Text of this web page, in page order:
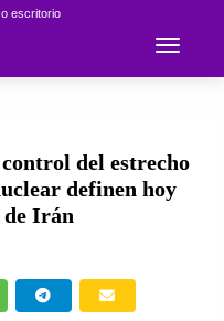
escritorio
Toggle
del estrecho
definen hoy
de Irán